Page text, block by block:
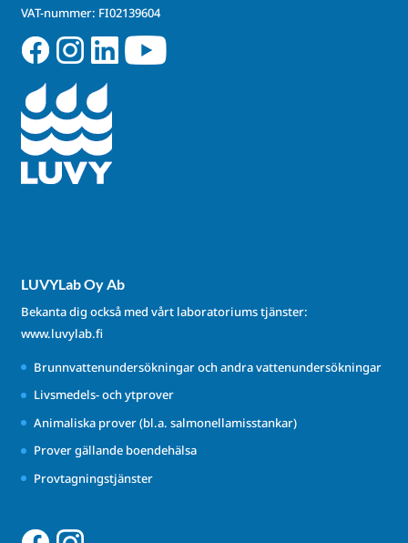
VAT-nummer: FI02139604
LUVYLab Oy Ab
Bekanta dig också med vårt laboratoriums tjänster:
www.luvylab.fi
Brunnvattenundersökningar och andra vattenundersökningar
Livsmedels- och ytprover
Animaliska prover (bl.a. salmonellamisstankar)
Prover gällande boendehälsa
Provtagningstjänster